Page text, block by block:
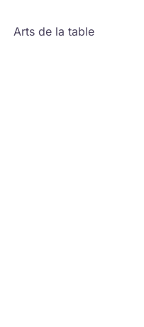
Arts de la table